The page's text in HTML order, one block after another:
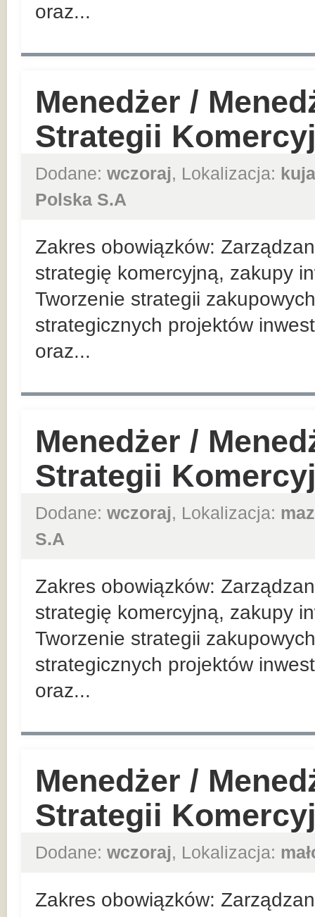
oraz...
Menedżer /
Strategii
Dodane: wczoraj, Lokalizacja:
Polska S.A
Zakres obowiązków:
strategię komercyjną, zakupy
Tworzenie strategii
strategicznych projektów
oraz...
Menedżer /
Strategii
Dodane: wczoraj, Lokalizacja:
S.A
Zakres obowiązków:
strategię komercyjną, zakupy
Tworzenie strategii
strategicznych projektów
oraz...
Menedżer /
Strategii
Dodane: wczoraj, Lokalizacja:
Zakres obowiązków: